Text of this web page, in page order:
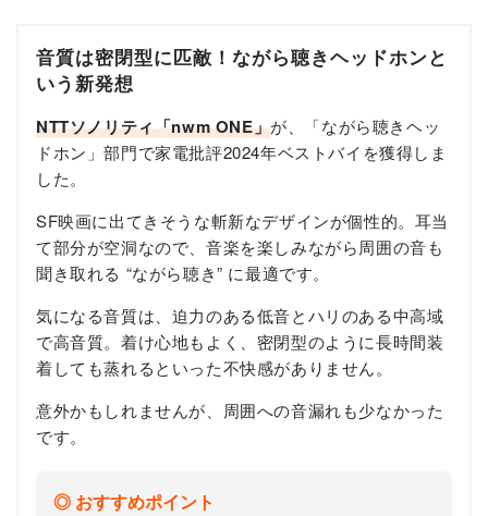
音質は密閉型に匹敵！ながら聴きヘッドホンと
いう新発想
NTTソノリティ「nwm ONE」が、「ながら聴きヘッ
ドホン」部門で家電批評2024年ベストバイを獲得しま
した。
SF映画に出てきそうな斬新なデザインが個性的。耳当
て部分が空洞なので、音楽を楽しみながら周囲の音も
聞き取れる “ながら聴き” に最適です。
気になる音質は、迫力のある低音とハリのある中高域
で高音質。着け心地もよく、密閉型のように長時間装
着しても蒸れるといった不快感がありません。
意外かもしれませんが、周囲への音漏れも少なかった
です。
おすすめポイント